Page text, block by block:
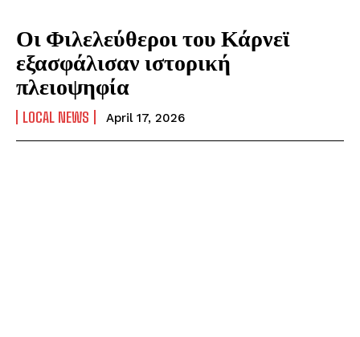
Οι Φιλελεύθεροι του Κάρνεϊ
εξασφάλισαν ιστορική
πλειοψηφία
LOCAL NEWS April 17, 2026